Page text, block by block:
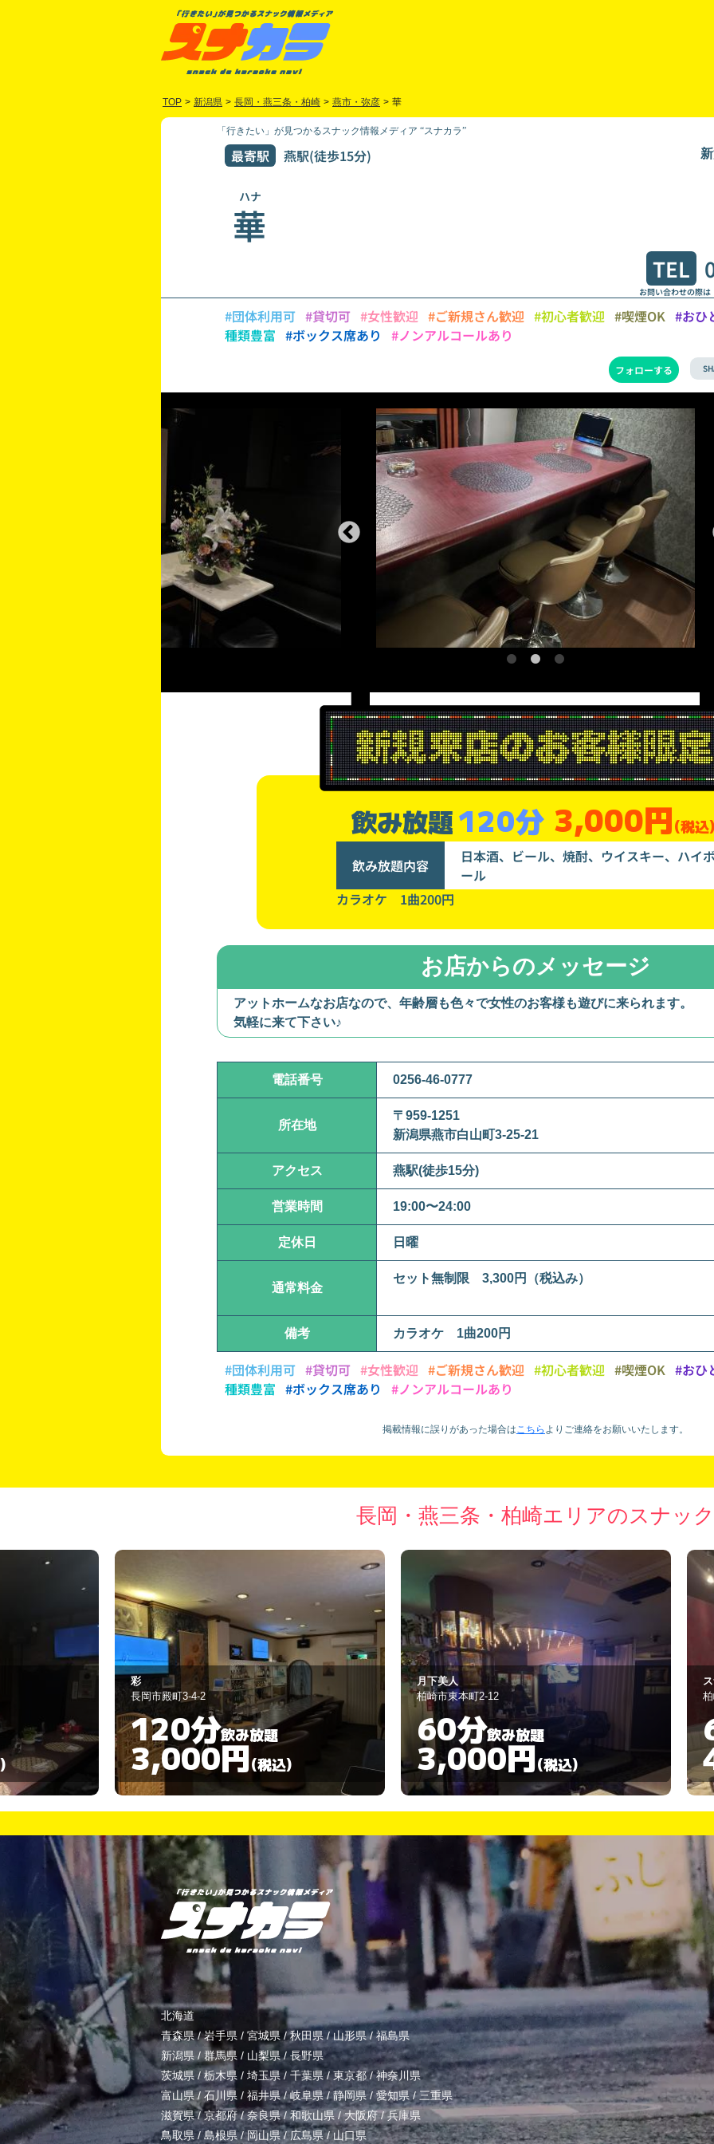
TOP > 新潟県 > 長岡・燕三条・柏崎 > 燕市・弥彦 > 華
「行きたい」が見つかるスナック情報メディア “スナカラ”
最寄駅 燕駅(徒歩15分)
ハナ
華
TEL
お問い合わせの際
#団体利用可 #貸切可 #女性歓迎 #ご新規さん歓迎 #初心者歓迎 #喫煙OK #おひ
種類豊富 #ボックス席あり #ノンアルコールあり
フォローする
飲み放題120分 3,000円(税込
飲み放題内容
日本酒、ビール、焼酎、ウイスキー、ハイ
ール
カラオケ 1曲200円
お店からのメッセージ
アットホームなお店なので、年齢層も色々で女性のお客様も遊びに来られます。
気軽に来て下さい♪
電話番号 0256-46-0777
所在地
〒959-1251
新潟県燕市白山町3-25-21
アクセス 燕駅(徒歩15分)
営業時間 19:00〜24:00
定休日 日曜
通常料金
セット無制限 3,300円（税込み）
備考 カラオケ 1曲200円
#団体利用可 #貸切可 #女性歓迎 #ご新規さん歓迎 #初心者歓迎 #喫煙OK #おひ
種類豊富 #ボックス席あり #ノンアルコールあり
掲載情報に誤りがあった場合はこちら より ご連絡をお願いいたします。
長岡・燕三条・柏崎エリアのスナック
月下美人
柏崎市東本町2-12
60分飲み放題
3,000円(税込)
スナック クローバー
柏崎市東本町1-8-34
60分飲み放題
4,000円(税込)
北海道
青森県/岩手県 / 宮城県 /秋田県 /山形県/福島県
新潟県 / 群馬県 / 山梨県/長野県
茨城県 / 栃木県 / 埼玉県/ 千葉県 /東京都/神奈川県
富山県/ 石川県 / 福井県/岐阜県/静岡県/ 愛知県 / 三重県
滋賀県/京都府/奈良県/和歌山県 /大阪府/兵庫県
鳥取県/島根県/岡山県/広島県/山口県